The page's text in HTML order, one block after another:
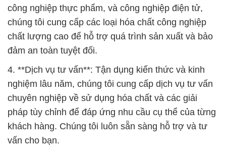
công nghiệp thực phẩm, và công nghiệp điện tử,
chúng tôi cung cấp các loại hóa chất công nghiệp
chất lượng cao để hỗ trợ quá trình sản xuất và bảo
đảm an toàn tuyệt đối.
4. **Dịch vụ tư vấn**: Tận dụng kiến thức và kinh
nghiệm lâu năm, chúng tôi cung cấp dịch vụ tư vấn
chuyên nghiệp về sử dụng hóa chất và các giải
pháp tùy chỉnh để đáp ứng nhu cầu cụ thể của từng
khách hàng. Chúng tôi luôn sẵn sàng hỗ trợ và tư
vấn cho bạn.